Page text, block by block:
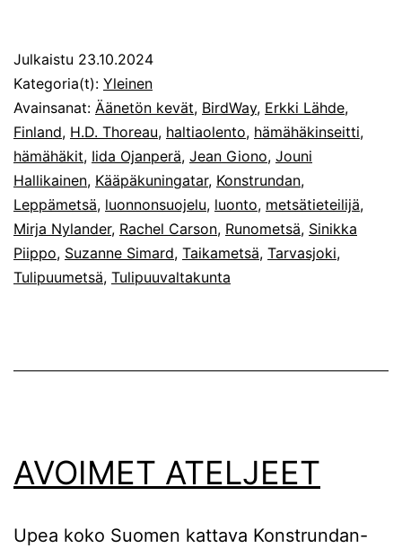
Julkaistu 23.10.2024
Kategoria(t): Yleinen
Avainsanat: Äänetön kevät, BirdWay, Erkki Lähde,
Finland, H.D. Thoreau, haltiaolento, hämähäkinseitti,
hämähäkit, Iida Ojanperä, Jean Giono, Jouni
Hallikainen, Kääpäkuningatar, Konstrundan,
Leppämetsä, luonnonsuojelu, luonto, metsätieteilijä,
Mirja Nylander, Rachel Carson, Runometsä, Sinikka
Piippo, Suzanne Simard, Taikametsä, Tarvasjoki,
Tulipuumetsä, Tulipuuvaltakunta
AVOIMET ATELJEET
Upea koko Suomen kattava Konstrundan-